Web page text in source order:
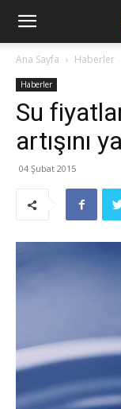
Ana Sayfa Haberler
Haberler
Su
artışını
04 Şubat 2015